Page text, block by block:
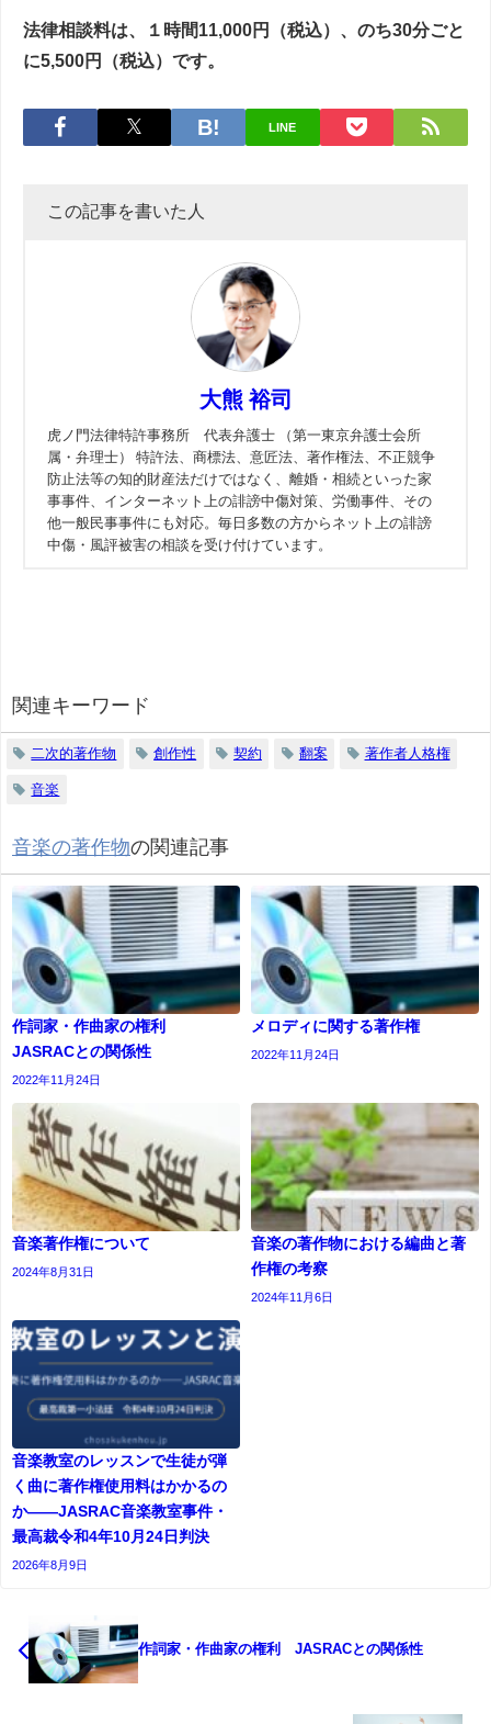
法律相談料は、１時間11,000円（税込）、のち30分ごと
に5,500円（税込）です。
LINE
この記事を書いた人
大熊 裕司
虎ノ門法律特許事務所 代表弁護士 （第一東京弁護士会所
属・弁理士） 特許法、商標法、意匠法、著作権法、不正競争
防止法等の知的財産法だけではなく、離婚・相続といった家
事事件、インターネット上の誹謗中傷対策、労働事件、その
他一般民事事件にも対応。毎日多数の方からネット上の誹謗
中傷・風評被害の相談を受け付けています。
関連キーワード
二次的著作物 創作性 契約 翻案 著作者人格権
音楽
音楽の著作物の関連記事
作詞家・作曲家の権利
JASRACとの関係性
2022年11月24日
メロディに関する著作権
2022年11月24日
音楽著作権について
2024年8月31日
音楽の著作物における編曲と著
作権の考察
2024年11月6日
音楽教室のレッスンで生徒が弾
く曲に著作権使用料はかかるの
か――JASRAC音楽教室事件・
最高裁令和4年10月24日判決
2026年8月9日
作詞家・作曲家の権利 JASRACとの関係性